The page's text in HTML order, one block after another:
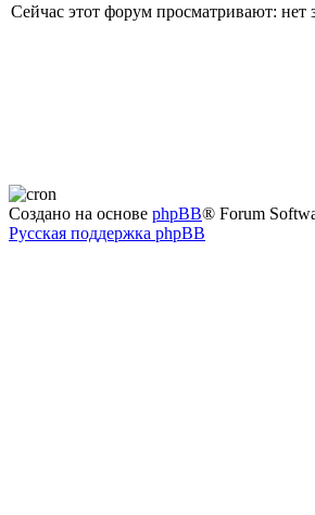
Сейчас этот форум просматривают: нет
Создано на основе phpBB® Forum
Русская поддержка phpBB